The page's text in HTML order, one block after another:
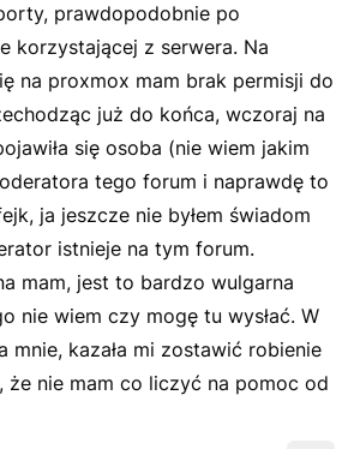
prawdopodobnie po
korzystającej z serwera. Na
na proxmox mam brak permisji do
już do końca, wczoraj na
się osoba (nie wiem jakim
tego forum i naprawdę to
ja jeszcze nie byłem świadom
istnieje na tym forum.
mam, jest to bardzo wulgarna
nie wiem czy mogę tu wysłać. W
mnie, kazała mi zostawić robienie
że nie mam co liczyć na pomoc od